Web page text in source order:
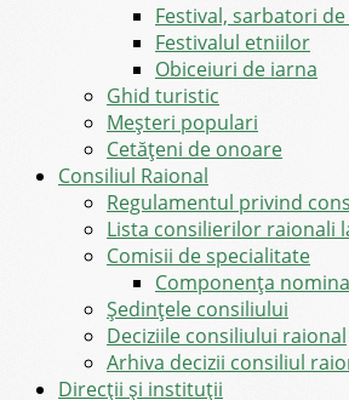
Festival, sarbatori
Festivalul etniilor
Obiceiuri de iarna
Ghid turistic
Meşteri populari
Cetățeni de onoare
Consiliul Raional
Regulamentul privind
Lista consilierilor raionali
Comisii de specialitate
Componența
Şedinţele consiliului
Deciziile consiliului raional
Arhiva decizii consiliul
Direcții și instituții